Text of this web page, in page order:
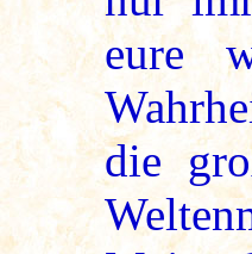
eure
die